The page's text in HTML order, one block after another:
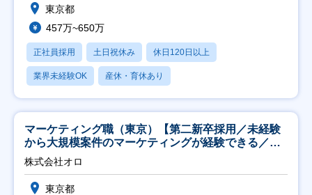
東京都
457万~650万
正社員採用 土日祝休み 休日120日以上
業界未経験OK 産休・育休あり
マーケティング職（東京）【第二新卒採用／未経験
から大規模案件のマーケティングが経験できる／研
修充実】
株式会社オロ
東京都